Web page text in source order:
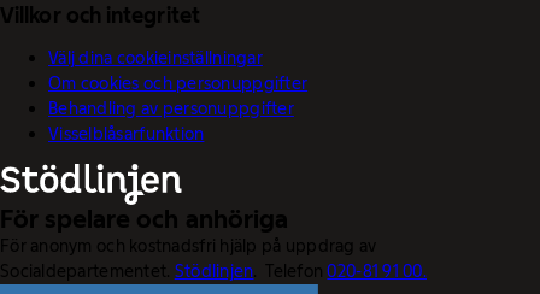
Villkor och integritet
Välj dina cookieinställningar
Om cookies och personuppgifter
Behandling av personuppgifter
Visselblåsarfunktion
För spelare och anhöriga
För anonym och kostnadsfri hjälp på uppdrag av
Socialdepartementet. Stödlinjen. Telefon020-81 91 00.